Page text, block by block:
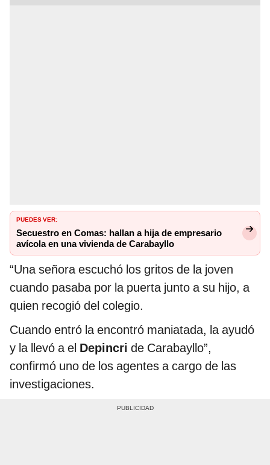
PUEDES VER:
Secuestro en Comas: hallan a hija de empresario
avícola en una vivienda de Carabayllo
“Una señora escuchó los gritos de la joven
cuando pasaba por la puerta junto a su hijo, a
quien recogió del colegio.
Cuando entró la encontró maniatada, la ayudó
y la llevó a el Depincri de Carabayllo”,
confirmó uno de los agentes a cargo de las
investigaciones.